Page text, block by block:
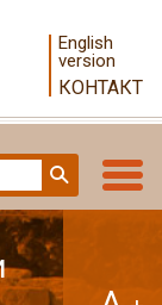
English
version
КОНТАКТ